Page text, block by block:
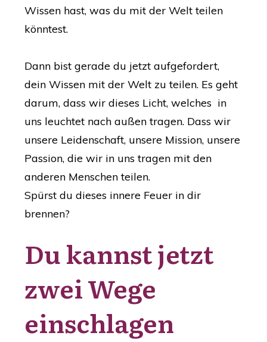
Wissen hast, was du mit der Welt teilen
könntest.
Dann bist gerade du jetzt aufgefordert,
dein Wissen mit der Welt zu teilen. Es geht
darum, dass wir dieses Licht, welches in
uns leuchtet nach außen tragen. Dass wir
unsere Leidenschaft, unsere Mission, unsere
Passion, die wir in uns tragen mit den
anderen Menschen teilen.
Spürst du dieses innere Feuer in dir
brennen?
Du kannst jetzt
zwei Wege
einschlagen